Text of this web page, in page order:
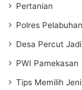
Pertanian
Polres
Desa Percut
PWI Pamekasan
Tips Memilih